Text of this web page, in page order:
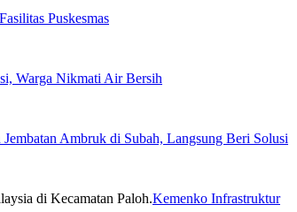
Puskesmas
Warga Nikmati Air Bersih
Jembatan Ambruk di Subah, Langsung Beri Solusi
Kemenko Infrastruktur